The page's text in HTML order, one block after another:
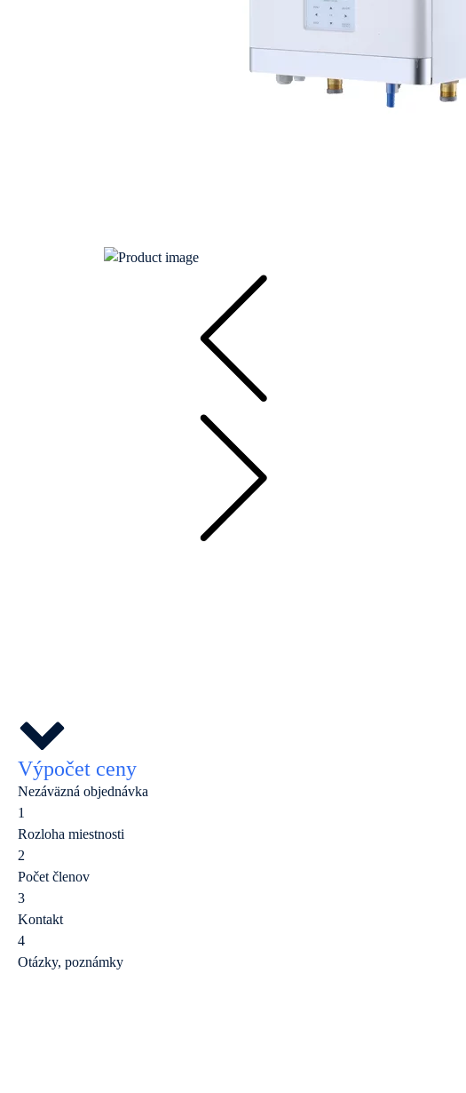
Výpočet ceny
Nezáväzná objednávka
1
Rozloha miestnosti
2
Počet členov
3
Kontakt
4
Otázky, poznámky